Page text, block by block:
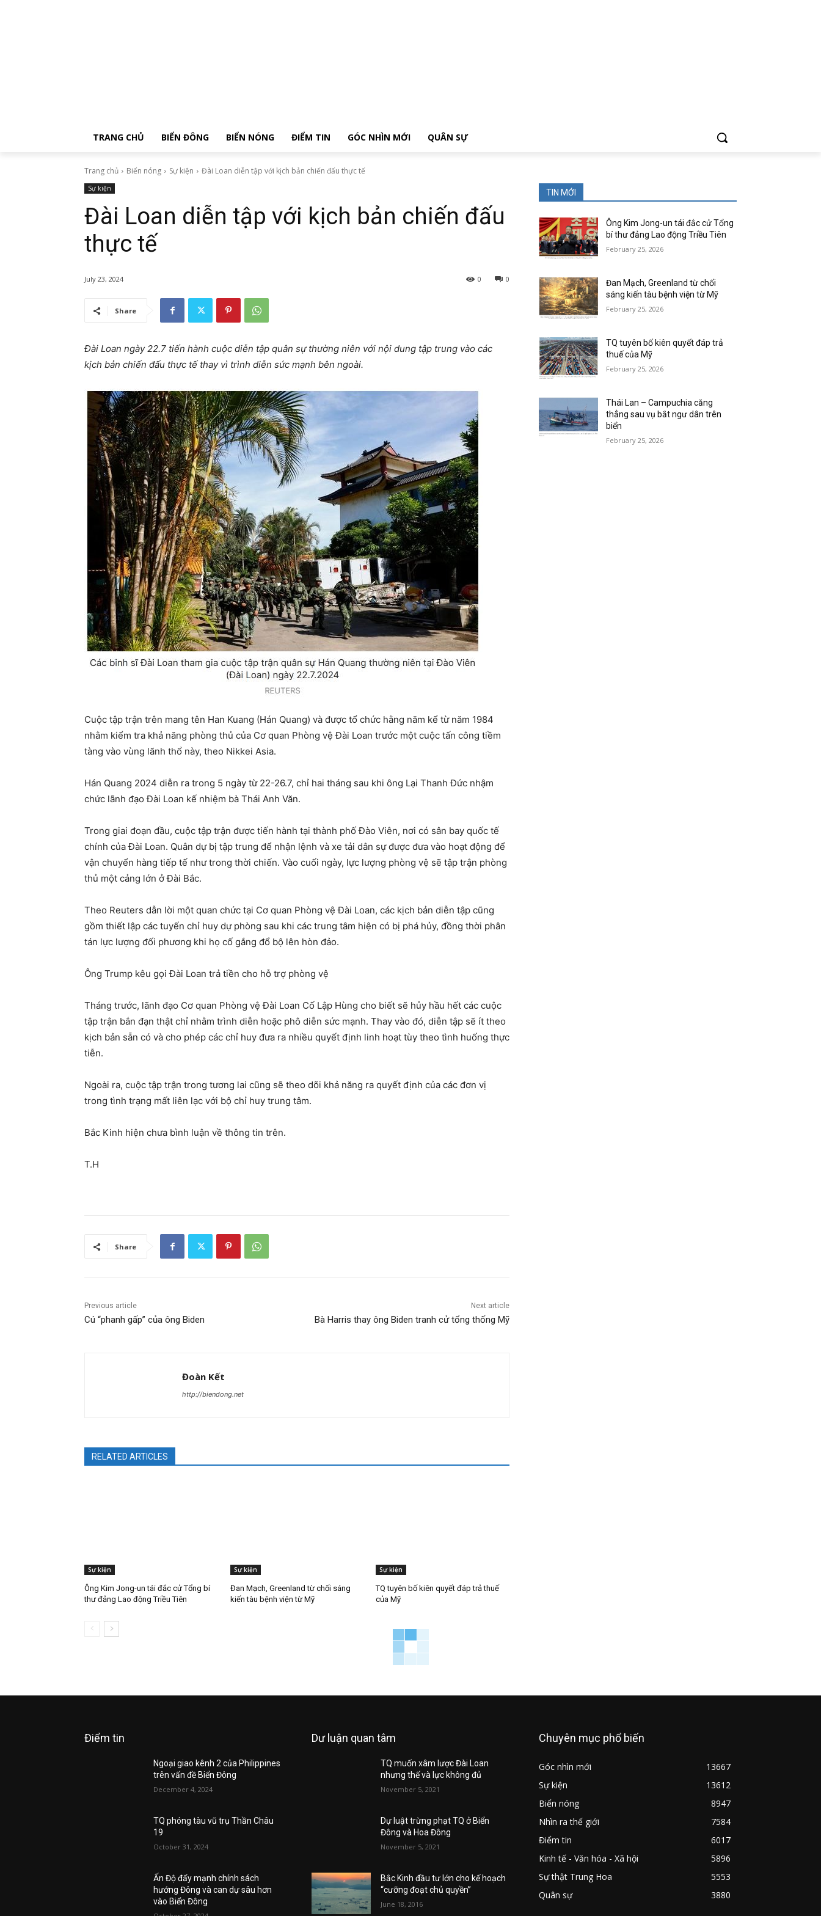
TRANG CHỦ BIỂN ĐÔNG BIỂN NÓNG ĐIỂM TIN GÓC NHÌN MỚI QUÂN SỰ
Trang chủ Biển nóng Sự kiện Đài Loan diễn tập với kịch bản chiến đấu thực tế
Sự kiện
Đài Loan diễn tập với kịch bản chiến đấu
thực tế
July 23, 2024 0
0
Share
Đài Loan ngày 22.7 tiến hành cuộc diễn tập quân sự thường niên với nội dung tập trung vào các
kịch bản chiến đấu thực tế thay vì trình diễn sức mạnh bên ngoài.
Cuộc tập trận trên mang tên Han Kuang (Hán Quang) và được tổ chức hằng năm kể từ năm 1984
nhằm kiểm tra khả năng phòng thủ của Cơ quan Phòng vệ Đài Loan trước một cuộc tấn công tiềm
tàng vào vùng lãnh thổ này, theo Nikkei Asia.
Hán Quang 2024 diễn ra trong 5 ngày từ 22-26.7, chỉ hai tháng sau khi ông Lại Thanh Đức nhậm
chức lãnh đạo Đài Loan kế nhiệm bà Thái Anh Văn.
Trong giai đoạn đầu, cuộc tập trận được tiến hành tại thành phố Đào Viên, nơi có sân bay quốc tế
chính của Đài Loan. Quân dự bị tập trung để nhận lệnh và xe tải dân sự được đưa vào hoạt động để
vận chuyển hàng tiếp tế như trong thời chiến. Vào cuối ngày, lực lượng phòng vệ sẽ tập trận phòng
thủ một cảng lớn ở Đài Bắc.
Theo Reuters dẫn lời một quan chức tại Cơ quan Phòng vệ Đài Loan, các kịch bản diễn tập cũng
gồm thiết lập các tuyến chỉ huy dự phòng sau khi các trung tâm hiện có bị phá hủy, đồng thời phân
tán lực lượng đối phương khi họ cố gắng đổ bộ lên hòn đảo.
Ông Trump kêu gọi Đài Loan trả tiền cho hỗ trợ phòng vệ
Tháng trước, lãnh đạo Cơ quan Phòng vệ Đài Loan Cố Lập Hùng cho biết sẽ hủy hầu hết các cuộc
tập trận bắn đạn thật chỉ nhằm trình diễn hoặc phô diễn sức mạnh. Thay vào đó, diễn tập sẽ ít theo
kịch bản sẵn có và cho phép các chỉ huy đưa ra nhiều quyết định linh hoạt tùy theo tình huống thực
tiễn.
Ngoài ra, cuộc tập trận trong tương lai cũng sẽ theo dõi khả năng ra quyết định của các đơn vị
trong tình trạng mất liên lạc với bộ chỉ huy trung tâm.
Bắc Kinh hiện chưa bình luận về thông tin trên.
T.H
Share
Previous article
Cú “phanh gấp” của ông Biden
Next article
Bà Harris thay ông Biden tranh cử tổng thống Mỹ
Đoàn Kết
http://biendong.net
RELATED ARTICLES
Sự kiện
Ông Kim Jong-un tái đắc cử Tổng bí
thư đảng Lao động Triều Tiên
Sự kiện
Đan Mạch, Greenland từ chối sáng
kiến tàu bệnh viện từ Mỹ
Sự kiện
TQ tuyên bố kiên quyết đáp trả thuế
của Mỹ
TIN MỚI
Ông Kim Jong-un tái đắc cử Tổng
bí thư đảng Lao động Triều Tiên
February 25, 2026
Đan Mạch, Greenland từ chối
sáng kiến tàu bệnh viện từ Mỹ
February 25, 2026
TQ tuyên bố kiên quyết đáp trả
thuế của Mỹ
February 25, 2026
Thái Lan – Campuchia căng
thẳng sau vụ bắt ngư dân trên
biển
February 25, 2026
Điểm tin
Ngoại giao kênh 2 của Philippines
trên vấn đề Biển Đông
December 4, 2024
TQ phóng tàu vũ trụ Thần Châu
19
October 31, 2024
Ấn Độ đẩy mạnh chính sách
hướng Đông và can dự sâu hơn
vào Biển Đông
Dư luận quan tâm
TQ muốn xâm lược Đài Loan
nhưng thế và lực không đủ
November 5, 2021
Dự luật trừng phạt TQ ở Biển
Đông và Hoa Đông
November 5, 2021
Bắc Kinh đầu tư lớn cho kế hoạch
“cưỡng đoạt chủ quyền”
June 18, 2016
Chuyên mục phổ biến
Góc nhìn mới
13667
Sự kiện
13612
Biển nóng
8947
Nhìn ra thế giới
7584
Điểm tin
6017
Kinh tế - Văn hóa - Xã hội
5896
Sự thật Trung Hoa
5553
Quân sự
3880